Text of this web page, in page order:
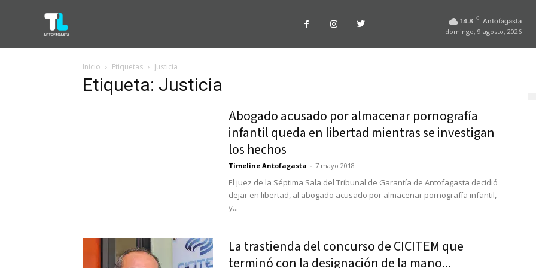
14.8 C Antofagasta
domingo, 9 agosto, 2026
Inicio Etiquetas Justicia
Etiqueta: Justicia
Abogado acusado por almacenar pornografía
infantil queda en libertad mientras se investigan
los hechos
Timeline Antofagasta - 7 mayo 2018
El juez de la Séptima Sala del Tribunal de Garantía de Antofagasta decidió
dejar en libertad, al abogado acusado por almacenar pornografía infantil,
y...
La trastienda del concurso de CICITEM que
terminó con la designación de la mano...